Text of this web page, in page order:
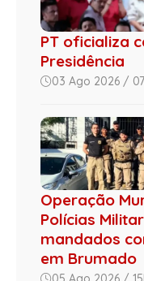
PT oficializa
Presidência
03 Ago 2026 /
Operação
Polícias
mandados
em Brumado